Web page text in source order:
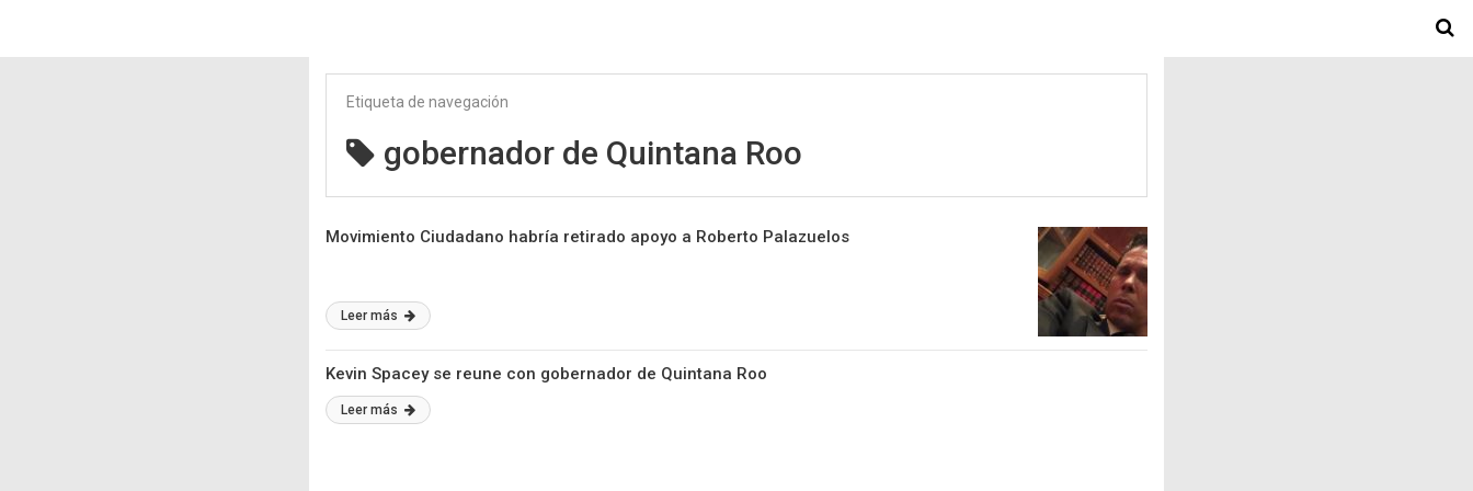
Etiqueta de navegación
gobernador de Quintana Roo
Movimiento Ciudadano habría retirado apoyo a Roberto Palazuelos
Leer más
Kevin Spacey se reune con gobernador de Quintana Roo
Leer más